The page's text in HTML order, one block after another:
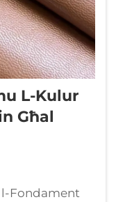
L-Kulur
Għal
l-Fondament